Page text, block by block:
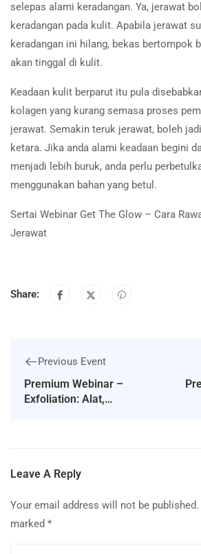
selepas alami keradangan. Ya, jerawat
keradangan pada kulit. Apabila jerawat
keradangan ini hilang, bekas bertompok
akan tinggal di kulit.
Keadaan kulit berparut itu pula
kolagen yang kurang semasa proses
jerawat. Semakin teruk jerawat, boleh
ketara. Jika anda alami keadaan begini
menjadi lebih buruk, anda perlu
menggunakan bahan yang betul.
Sertai Webinar Get The Glow – Cara
Jerawat
Share:
Previous Event
Premium Webinar –
Exfoliation: Alat,
Leave A Reply
Your email address will not be published.
marked *